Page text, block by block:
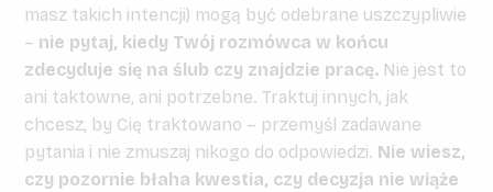
masz takich intencji) mogą być odebrane uszczypliwie
– nie pytaj, kiedy Twój rozmówca w końcu
zdecyduje się na ślub czy znajdzie pracę. Nie jest to
ani taktowne, ani potrzebne. Traktuj innych, jak
chcesz, by Cię traktowano – przemyśl zadawane
pytania i nie zmuszaj nikogo do odpowiedzi. Nie wiesz,
czy pozornie błaha kwestia, czy decyzja nie wiąże